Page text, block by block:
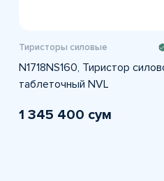
Тиристоры силовые
N1718NS160, Тиристор
таблеточный NVL
1 345 400 сум